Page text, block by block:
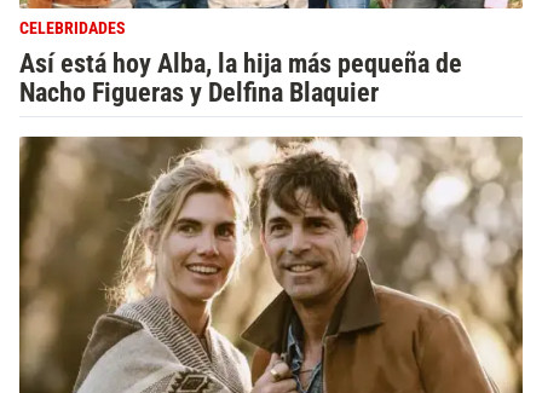
CELEBRIDADES
Así está hoy Alba, la hija más pequeña de
Nacho Figueras y Delfina Blaquier